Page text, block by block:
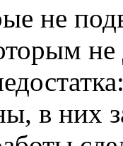
не
в них